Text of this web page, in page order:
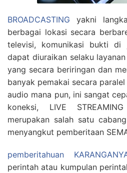
BROADCASTING yakni
berbagai lokasi secara
televisi, komunikasi bukti di
dapat diuraikan selaku
yang secara beriringan dan
banyak pemakai secara
audio mana pun, ini sangat
koneksi, LIVE
merupakan salah satu
menyangkut pemberitaan
pemberitahuan
perintah atau kumpulan